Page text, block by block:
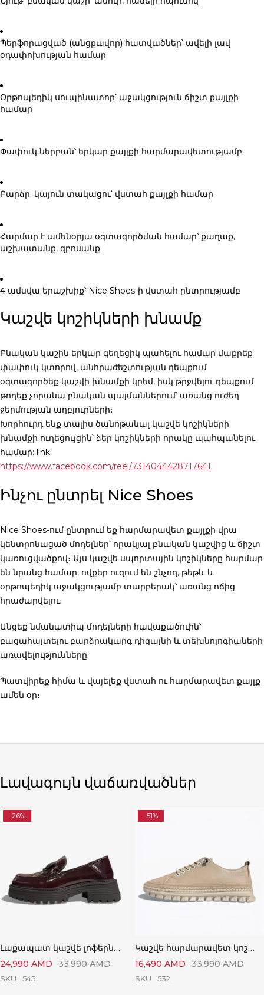
Պերֆորացված (անցքավոր) հատվածներ՝ ավելի լավ
օդափոխության համար
Օրթոպեդիկ սուպինատոր՝ աջակցություն ճիշտ քայլքի
համար
Փափուկ ներբան՝ երկար քայլքի հարմարավետությամբ
Բարձր, կայուն տակացու՝ վստահ քայլքի համար
Հարմար է ամենօրյա օգտագործման համար՝ քաղաք,
աշխատանք, զբոսանք
4 ամսվա երաշխիք՝ Nice Shoes-ի վստահ ընտրությամբ
Կաշվե կոշիկների խնամք
Բնական կաշին երկար գեղեցիկ պահելու համար մաքրեք
փափուկ կտորով, անհրաժեշտության դեպքում
օգտագործեք կաշվի խնամքի կրեմ, իսկ թրջվելու դեպքում
թողեք չորանա բնական պայմաններում՝ առանց ուժեղ
ջերմության աղբյուրների։
Խորհուրդ ենք տալիս ծանոթանալ կաշվե կոշիկների
խնամքի ուղեցույցին՝ ձեր կոշիկների որակը պահպանելու
համար: link
https://www.facebook.com/reel/7314044428717641.
Ինչու ընտրել Nice Shoes
Nice Shoes-ում ընտրում եք հարմարավետ քայլքի վրա
կենտրոնացած մոդելներ՝ որակյալ բնական կաշվից և ճիշտ
կառուցվածքով։ Այս կաշվե սպորտային կոշիկները հարմար
են նրանց համար, ովքեր ուզում են շնչող, թեթև և
օրթոպեդիկ աջակցությամբ տարբերակ՝ առանց ոճից
հրաժարվելու։
Անցեք նմանատիպ մոդելների հավաքածուին՝
բացահայտելու բարձրակարգ դիզայնի և տեխնոլոգիաների
առավելությունները:
Պատվիրեք հիմա և վայելեք վստահ ու հարմարավետ քայլք
ամեն օր։
Լավագույն վաճառվածներ
-26%
Լաքապատ կաշվե լոֆերներ՝ Կատարյալ Ստիլային
33,990AMD
24,990 AMD
SKU 545
-51%
Կաշվե հարմարավետ կոշիկներ՝ Կատարյալ Հարմարավետ
33,990AMD
16,490 AMD
SKU 532